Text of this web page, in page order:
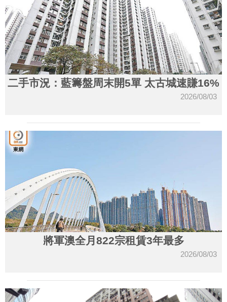
二手市況：藍籌盤周末開5單 太古城速賺16%
2026/08/03
將軍澳全月822宗租賃3年最多
2026/08/03